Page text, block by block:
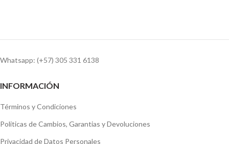
Whatsapp: (+57) 305 331 6138
INFORMACIÓN
Términos y Condiciones
Politicas de Cambios, Garantias y Devoluciones
Privacidad de Datos Personales